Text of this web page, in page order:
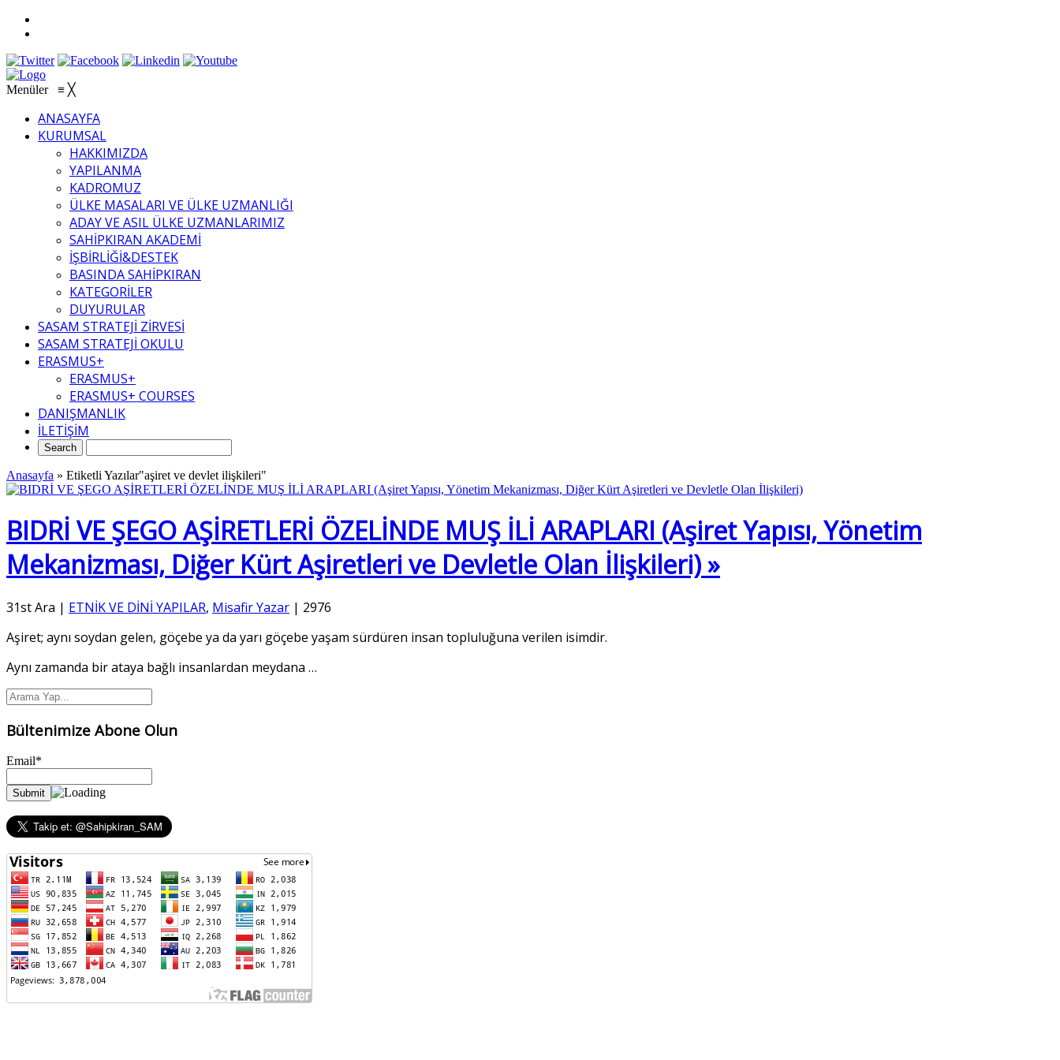
Menüler ≡ ╳
ANASAYFA
KURUMSAL
HAKKIMIZDA
YAPILANMA
KADROMUZ
ÜLKE MASALARI VE ÜLKE UZMANLIĞI
ADAY VE ASIL ÜLKE UZMANLARIMIZ
SAHİPKIRAN AKADEMİ
İŞBİRLİĞİ&DESTEK
BASINDA SAHİPKIRAN
KATEGORİLER
DUYURULAR
SASAM STRATEJİ ZİRVESİ
SASAM STRATEJİ OKULU
ERASMUS+
ERASMUS+
ERASMUS+ COURSES
DANIŞMANLIK
İLETİŞİM
Anasayfa » Etiketli Yazılar"aşiret ve devlet ilişkileri"
BIDRİ VE ŞEGO AŞİRETLERİ ÖZELİNDE MUŞ İLİ ARAPLARI (Aşiret Yapısı, Yönetim
Mekanizması, Diğer Kürt Aşiretleri ve Devletle Olan İlişkileri) »
31st Ara | ETNİK VE DİNİ YAPILAR, Misafir Yazar | 2976
Aşiret; aynı soydan gelen, göçebe ya da yarı göçebe yaşam sürdüren insan topluluğuna verilen isimdir.
Aynı zamanda bir ataya bağlı insanlardan meydana …
Bültenimize Abone Olun
Email*